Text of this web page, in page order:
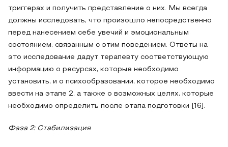
триггерах и получить представление о них. Мы всегда
должны исследовать, что произошло непосредственно
перед нанесением себе увечий и эмоциональным
состоянием, связанным с этим поведением. Ответы на
это исследование дадут терапевту соответствующую
информацию о ресурсах, которые необходимо
установить, и о психообразовании, которое необходимо
ввести на этапе 2, а также о возможных целях, которые
необходимо определить после этапа подготовки [16].
Фаза 2: Стабилизация